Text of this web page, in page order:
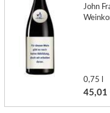
John
0,75 l
45,01